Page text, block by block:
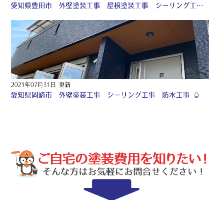
愛知県豊田市 外壁塗装工事 屋根塗装工事 シーリング工事 防水工事 ♤
2021年07月31日 更新
愛知県岡崎市 外壁塗装工事 シーリング工事 防水工事 ♧